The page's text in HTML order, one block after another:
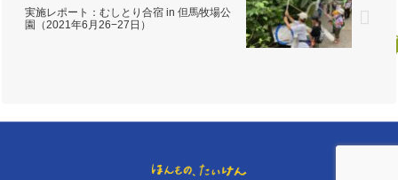
実施レポート：むしとり合宿 in 但馬牧場公
園（2021年6月26−27日）